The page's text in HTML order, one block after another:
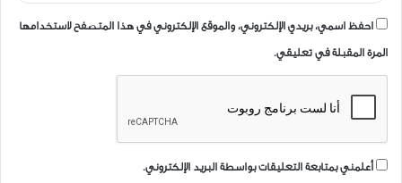
احفظ اسمي، بريدي الإلكتروني، والموقع الإلكتروني في هذا المتصفح لاستخدامها
المرة المقبلة في تعليقي.
أعلمني بمتابعة التعليقات بواسطة البريد الإلكتروني.